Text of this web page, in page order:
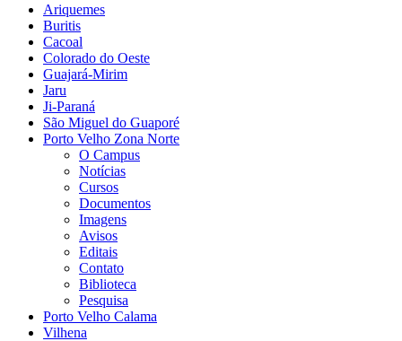
Ariquemes
Buritis
Cacoal
Colorado do Oeste
Guajará-Mirim
Jaru
Ji-Paraná
São Miguel do Guaporé
Porto Velho Zona Norte
O Campus
Notícias
Cursos
Documentos
Imagens
Avisos
Editais
Contato
Biblioteca
Pesquisa
Porto Velho Calama
Vilhena